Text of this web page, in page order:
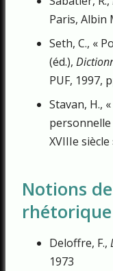
Paris, Albin
Seth, C., «
(éd.),
PUF, 1997,
Stavan, H.,
XVIIIe
Notions
rhétorique
Deloffre, F.,
1973